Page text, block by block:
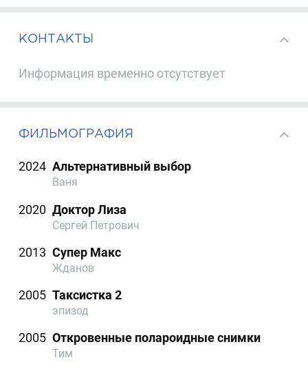
КОНТАКТЫ
Информация временно отсутствует
ФИЛЬМОГРАФИЯ
2024 Альтернативный выбор
Ваня
2020 Доктор Лиза
Сергей Петрович
2013 Супер Макс
Жданов
2005 Таксистка 2
эпизод
2005 Откровенные полароидные снимки
Тим